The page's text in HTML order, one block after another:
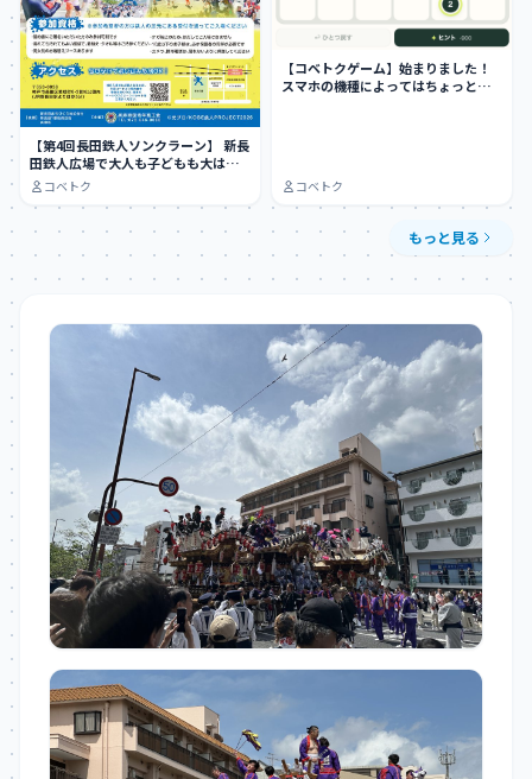
【第4回長田鉄人ソンクラーン】 新長
田鉄人広場で大人も子どもも大はし
ゃぎできる…
コベトク
【コベトクゲーム】始まりました！
スマホの機種によってはちょっとや
コベトク
もっと見る